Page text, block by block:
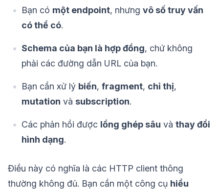
Bạn có một endpoint, nhưng vô số truy vấn
có thể có.
Schema của bạn là hợp đồng, chứ không
phải các đường dẫn URL của bạn.
Bạn cần xử lý biến, fragment, chỉ thị,
mutation và subscription.
Các phản hồi được lồng ghép sâu và thay đổi
hình dạng.
Điều này có nghĩa là các HTTP client thông
thường không đủ. Bạn cần một công cụ hiểu